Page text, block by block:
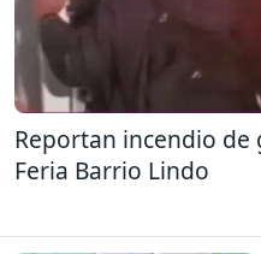
Reportan incendio
Feria Barrio Lindo